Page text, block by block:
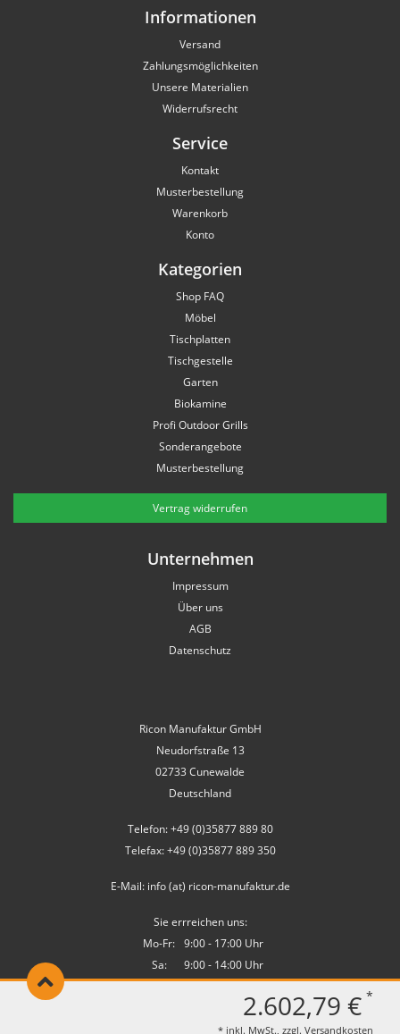
2.602,79 € *
* inkl. MwSt., zzgl. Versandkosten
Informationen
Versand
Zahlungsmöglichkeiten
Unsere Materialien
Widerrufsrecht
Service
Kontakt
Musterbestellung
Warenkorb
Konto
Kategorien
Shop FAQ
Möbel
Tischplatten
Tischgestelle
Garten
Biokamine
Profi Outdoor Grills
Sonderangebote
Musterbestellung
Vertrag widerrufen
Unternehmen
Impressum
Über uns
AGB
Datenschutz
Ricon Manufaktur GmbH
Neudorfstraße 13
02733 Cunewalde
Deutschland
Telefon: +49 (0)35877 889 80
Telefax: +49 (0)35877 889 350
E-Mail: info (at) ricon-manufaktur.de
Sie errreichen uns:
Mo-Fr: 9:00 - 17:00 Uhr
Sa:
9:00 - 14:00 Uhr